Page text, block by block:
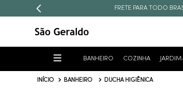
FRETE PARA TODO
BANHEIRO COZINHA
BANHEIRO DUCHA HIGIÊNICA